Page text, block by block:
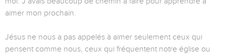
aimer mon prochain.
Jésus ne nous a pas appelés à aimer seulement ceux qui
pensent comme nous, ceux qui fréquentent notre église ou